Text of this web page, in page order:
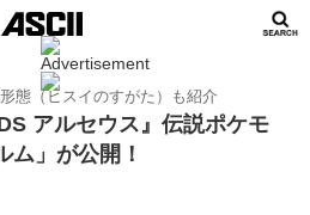
態（ヒスイのすがた）も紹介
アルセウス』伝説ポケモ
ム」が公開！